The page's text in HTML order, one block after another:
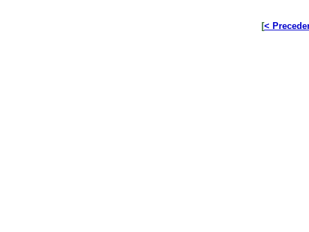
[<